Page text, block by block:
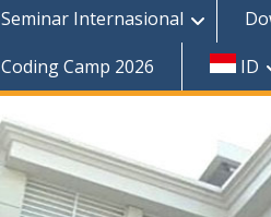
Seminar Internasional
Coding Camp 2026
ID